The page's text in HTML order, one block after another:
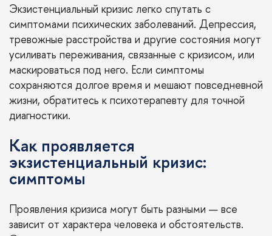
Экзистенциальный кризис легко спутать с
симптомами психических заболеваний. Депрессия,
тревожные расстройства и другие состояния могут
усиливать переживания, связанные с кризисом, или
маскироваться под него. Если симптомы
сохраняются долгое время и мешают повседневной
жизни, обратитесь к психотерапевту для точной
диагностики.
Как проявляется
экзистенциальный кризис:
симптомы
Проявления кризиса могут быть разными — все
зависит от характера человека и обстоятельств.